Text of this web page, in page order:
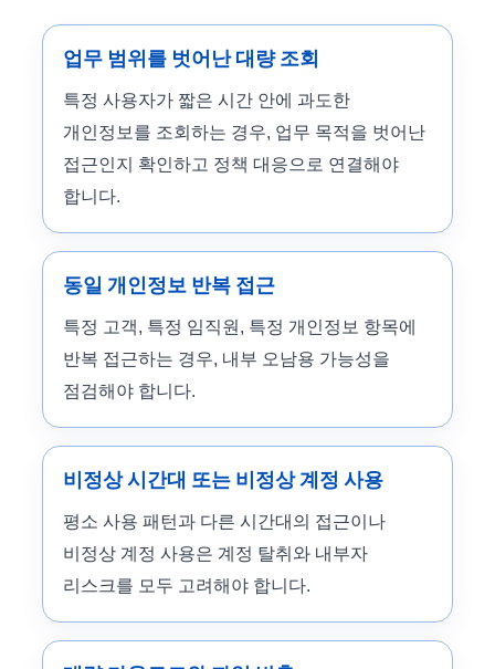
업무 범위를 벗어난 대량 조회
특정 사용자가 짧은 시간 안에 과도한
개인정보를 조회하는 경우, 업무 목적을 벗어난
접근인지 확인하고 정책 대응으로 연결해야
합니다.
동일 개인정보 반복 접근
특정 고객, 특정 임직원, 특정 개인정보 항목에
반복 접근하는 경우, 내부 오남용 가능성을
점검해야 합니다.
비정상 시간대 또는 비정상 계정 사용
평소 사용 패턴과 다른 시간대의 접근이나
비정상 계정 사용은 계정 탈취와 내부자
리스크를 모두 고려해야 합니다.